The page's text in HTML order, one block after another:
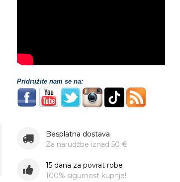
Pridružite nam se na:
Besplatna dostava
Za narudžbe iznad 50 €
15 dana za povrat robe
100% sigurnost kupnje!